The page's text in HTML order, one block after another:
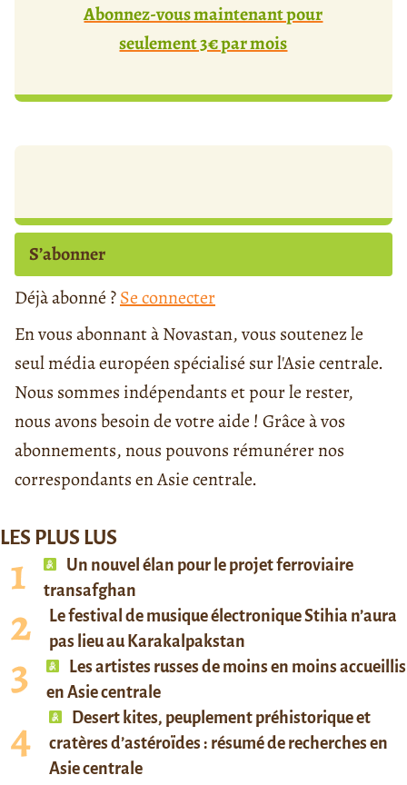
Abonnez-vous maintenant pour
seulement 3€ par mois
S’abonner
Déjà abonné ?Se connecter
En vous abonnant à Novastan, vous soutenez le
seul média européen spécialisé sur l'Asie centrale.
Nous sommes indépendants et pour le rester,
nous avons besoin de votre aide ! Grâce à vos
abonnements, nous pouvons rémunérer nos
correspondants en Asie centrale.
LES PLUS LUS
Un nouvel élan pour le projet ferroviaire
transafghan
Le festival de musique électronique Stihia n’aura
pas lieu au Karakalpakstan
Les artistes russes de moins en moins accueillis
en Asie centrale
Desert kites, peuplement préhistorique et
cratères d’astéroïdes : résumé de recherches en
Asie centrale